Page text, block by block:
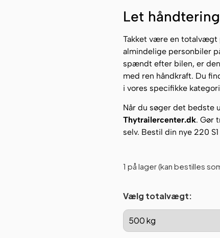
Let
Takket være en totalvægt
almindelige personbiler
spændt efter bilen, er
med ren håndkraft. Du
i vores specifikke
Når du søger det bedste
Thytrailercenter.dk. Gør
selv. Bestil din nye 220
1 på lager (kan bestilles
Vælg totalvægt: